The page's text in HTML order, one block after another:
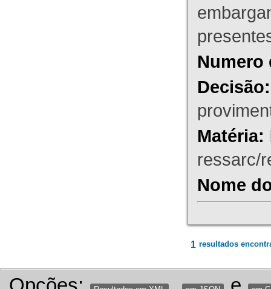
Numero
Decisão:
Matéria:
ressarc/
Nome
1 resultados